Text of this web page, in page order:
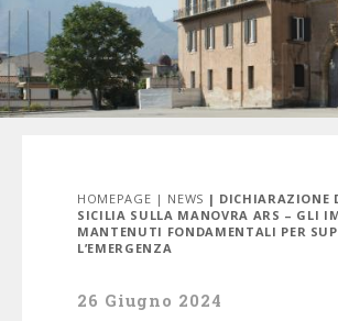
HOMEPAGE | NEWS | DICHIARAZIONE
SICILIA SULLA MANOVRA ARS – GLI
MANTENUTI FONDAMENTALI PER
L’EMERGENZA
26 Giugno 2024